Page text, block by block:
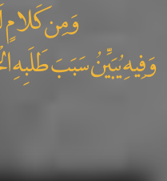
وَمِن کَلامٍ
وَفِيهِ يُبَيِّنُ سَبَبَ